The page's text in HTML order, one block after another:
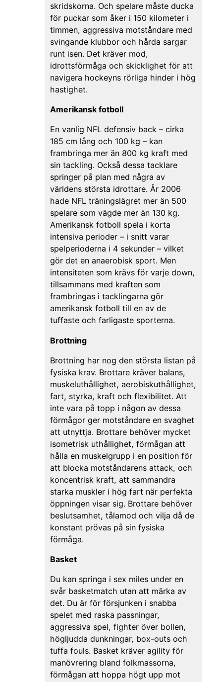
skridskorna. Och spelare måste ducka
för puckar som åker i 150 kilometer i
timmen, aggressiva motståndare med
svingande klubbor och hårda sargar
runt isen. Det kräver mod,
idrottsförmåga och skicklighet för att
navigera hockeyns rörliga hinder i hög
hastighet.
Amerikansk fotboll
En vanlig NFL defensiv back – cirka
185 cm lång och 100 kg – kan
frambringa mer än 800 kg kraft med
sin tackling. Också dessa tacklare
springer på plan med några av
världens största idrottare. År 2006
hade NFL träningslägret mer än 500
spelare som vägde mer än 130 kg.
Amerikansk fotboll spela i korta
intensiva perioder – i snitt varar
spelperioderna i 4 sekunder – vilket
gör det en anaerobisk sport. Men
intensiteten som krävs för varje down,
tillsammans med kraften som
frambringas i tacklingarna gör
amerikansk fotboll till en av de
tuffaste och farligaste sporterna.
Brottning
Brottning har nog den största listan på
fysiska krav. Brottare kräver balans,
muskeluthållighet, aerobiskuthållighet,
fart, styrka, kraft och flexibilitet. Att
inte vara på topp i någon av dessa
förmågor ger motståndare en svaghet
att utnyttja. Brottare behöver mycket
isometrisk uthållighet, förmågan att
hålla en muskelgrupp i en position för
att blocka motståndarens attack, och
koncentrisk kraft, att sammandra
starka muskler i hög fart när perfekta
öppningen visar sig. Brottare behöver
beslutsamhet, tålamod och vilja då de
konstant prövas på sin fysiska
förmåga.
Basket
Du kan springa i sex miles under en
svår basketmatch utan att märka av
det. Du är för försjunken i snabba
spelet med raska passningar,
aggressiva spel, fighter över bollen,
högljudda dunkningar, box-outs och
tuffa fouls. Basket kräver agility för
manövrering bland folkmassorna,
förmågan att hoppa högt upp mot